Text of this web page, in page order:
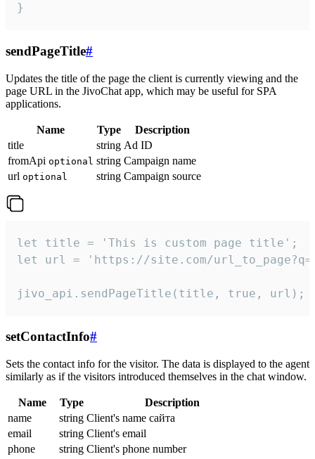
}
sendPageTitle#
Updates the title of the page the client is currently viewing and the
page URL in the JivoChat app, which may be useful for SPA
applications.
Name Type
Description
title
string Ad ID
fromApi optional string Campaign name
url optional string Campaign source
let title = 'This is custom page title';
let url = 'https://site.com/
jivo_api.sendPageTitle(title, true, url);
setContactInfo#
Sets the contact info for the visitor. The data is displayed to the agent
similarly as if the visitors introduced themselves in the chat window.
Name Type
Description
name
string Client's name сайта
email
string Client's email
phone
string Client's phone number